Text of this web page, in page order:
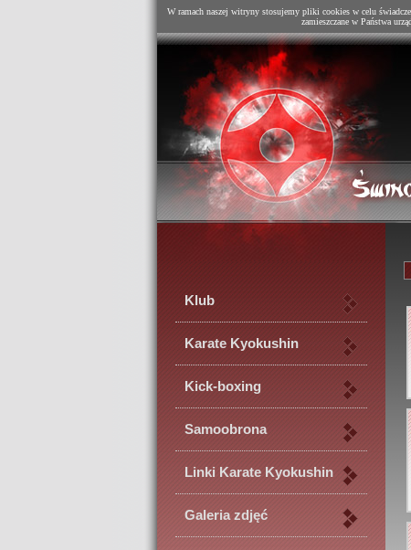
W ramach naszej witryny stosujemy pliki cookies w celu
zamieszczane w Państwa
Klub
Karate Kyokushin
Kick-boxing
Samoobrona
Linki Karate Kyokushin
Galeria zdjęć